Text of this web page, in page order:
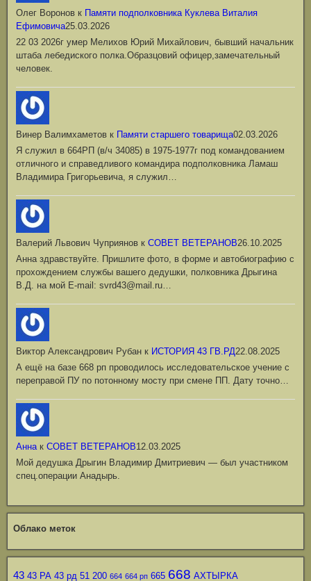
Олег Воронов к Памяти подполковника Куклева Виталия
Ефимовича25.03.2026
22 03 2026г умер Мелихов Юрий Михайлович, бывший начальник
штаба лебедиского полка.Образцовий офицер,замечательный
человек.
Винер Валимхаметов к Памяти старшего товарища02.03.2026
Я служил в 664РП (в/ч 34085) в 1975-1977г под командованием
отличного и справедливого командира подполковника Ламаш
Владимира Григорьевича, я служил…
Валерий Львович Чуприянов к СОВЕТ ВЕТЕРАНОВ26.10.2025
Анна здравствуйте. Пришлите фото, в форме и автобиографию с
прохождением службы вашего дедушки, полковника Дрыгина
В.Д. на мой Е-mail: svrd43@mail.ru…
Виктор Александрович Рубан к ИСТОРИЯ 43 ГВ.РД22.08.2025
А ещё на базе 668 рп проводилось исследовательское учение с
переправой ПУ по потонному мосту при смене ПП. Дату точно…
Аннак СОВЕТ ВЕТЕРАНОВ12.03.2025
Мой дедушка Дрыгин Владимир Дмитриевич — был участником
спец.операции Анадырь.
Облако меток
43 43 РА 43 рд 51 200 664 664 рп 665 668 АХТЫРКА